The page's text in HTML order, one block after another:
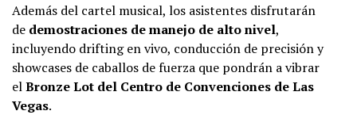
Además del cartel musical, los asistentes disfrutarán
de demostraciones de manejo de alto nivel,
incluyendo drifting en vivo, conducción de precisión y
showcases de caballos de fuerza que pondrán a vibrar
elBronze Lot del Centro de Convenciones de Las
Vegas.